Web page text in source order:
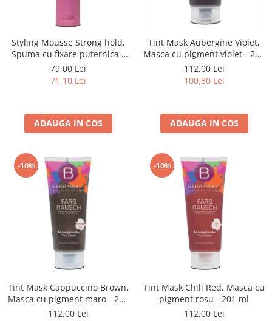
Styling Mousse Strong hold,
Spuma cu fixare puternica -
300 ml
79,00 Lei
71,10 Lei
ADAUGA IN COS
Tint Mask Aubergine Violet,
Masca cu pigment violet - 201
ml
112,00 Lei
100,80 Lei
ADAUGA IN COS
-10%
Tint Mask Cappuccino Brown,
Masca cu pigment maro - 201
ml
112,00 Lei
-10%
Tint Mask Chili Red, Masca cu
pigment rosu - 201 ml
112,00 Lei